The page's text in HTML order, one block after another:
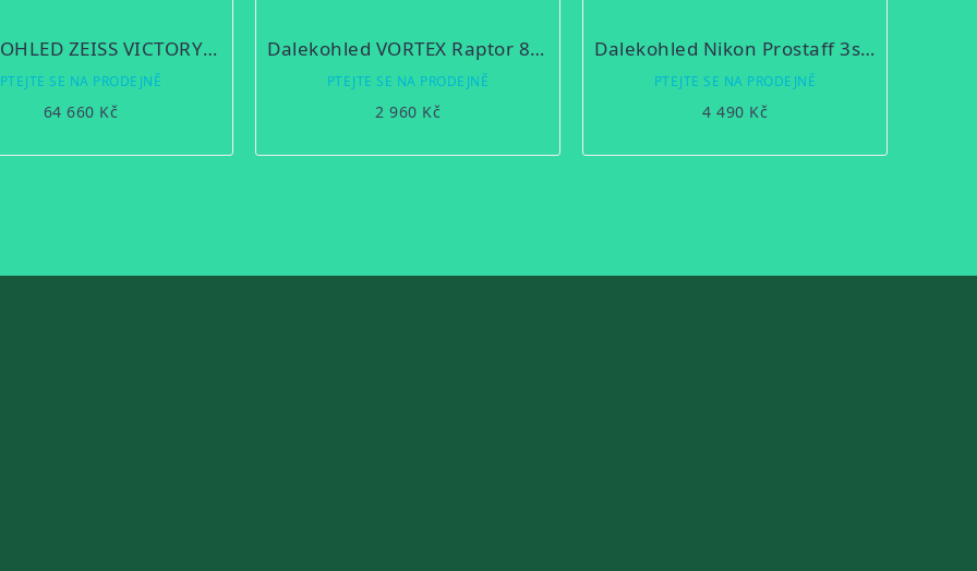
DALEKOHLED ZEISS VICTORY SF 8x32
PTEJTE SE NA PRODEJNĚ
64 660 Kč
Dalekohled VORTEX Raptor 8,5x32
PTEJTE SE NA PRODEJNĚ
2 960 Kč
Dalekohled Nikon Prostaff 3s 8x42
PTEJTE SE NA PRODEJNĚ
4 490 Kč